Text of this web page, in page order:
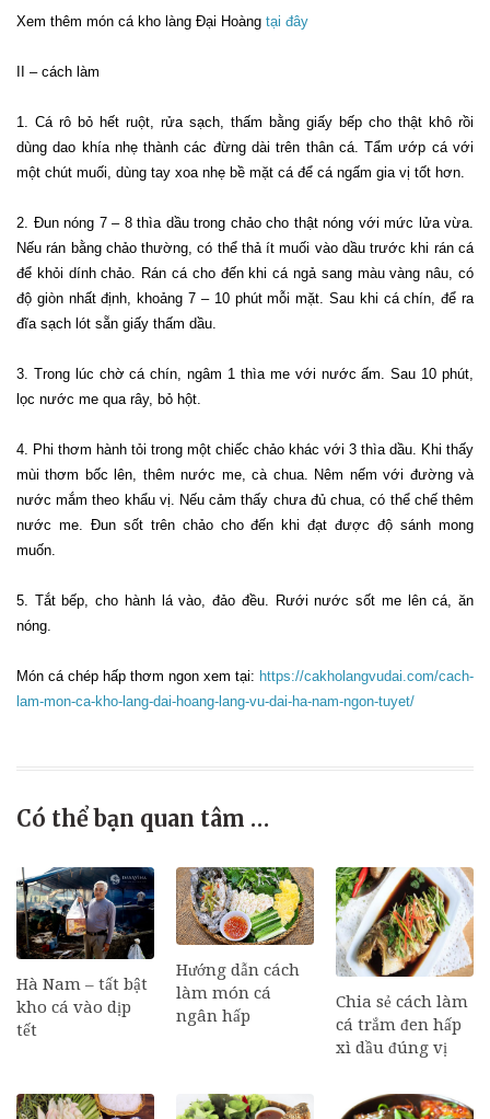
Xem thêm món cá kho làng Đại Hoàng tại đây
II – cách làm
1. Cá rô bỏ hết ruột, rửa sạch, thấm bằng giấy bếp cho thật khô rồi
dùng dao khía nhẹ thành các đừng dài trên thân cá. Tẩm ướp cá với
một chút muối, dùng tay xoa nhẹ bề mặt cá để cá ngấm gia vị tốt hơn.
2. Đun nóng 7 – 8 thìa dầu trong chảo cho thật nóng với mức lửa vừa.
Nếu rán bằng chảo thường, có thể thả ít muối vào dầu trước khi rán cá
để khỏi dính chảo. Rán cá cho đến khi cá ngả sang màu vàng nâu, có
độ giòn nhất định, khoảng 7 – 10 phút mỗi mặt. Sau khi cá chín, để ra
đĩa sạch lót sẵn giấy thấm dầu.
3. Trong lúc chờ cá chín, ngâm 1 thìa me với nước ấm. Sau 10 phút,
lọc nước me qua rây, bỏ hột.
4. Phi thơm hành tỏi trong một chiếc chảo khác với 3 thìa dầu. Khi thấy
mùi thơm bốc lên, thêm nước me, cà chua. Nêm nếm với đường và
nước mắm theo khẩu vị. Nếu cảm thấy chưa đủ chua, có thể chế thêm
nước me. Đun sốt trên chảo cho đến khi đạt được độ sánh mong
muốn.
5. Tắt bếp, cho hành lá vào, đảo đều. Rưới nước sốt me lên cá, ăn
nóng.
Món cá chép hấp thơm ngon xem tại: https://cakholangvudai.com/cach-
lam-mon-ca-kho-lang-dai-hoang-lang-vu-dai-ha-nam-ngon-tuyet/
Có thể bạn quan tâm …
Hà Nam – tất bật
kho cá vào dịp
tết
Hướng dẫn cách
làm món cá
ngân hấp
Chia sẻ cách làm
cá trắm đen hấp
xì dầu đúng vị